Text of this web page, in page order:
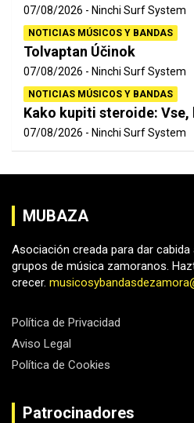
07/08/2026 Ninchi Surf System
NOTICIAS MÚSICOS Y BANDAS
Tolvaptan Účinok
07/08/2026 Ninchi Surf System
NOTICIAS MÚSICOS Y BANDAS
Kako kupiti steroide:
07/08/2026 Ninchi Surf System
MUBAZA
Asociación creada para dar
grupos de música zamoranos.
crecer.
Política de Privacidad
Aviso Legal
Política de Cookies
Patrocinadores